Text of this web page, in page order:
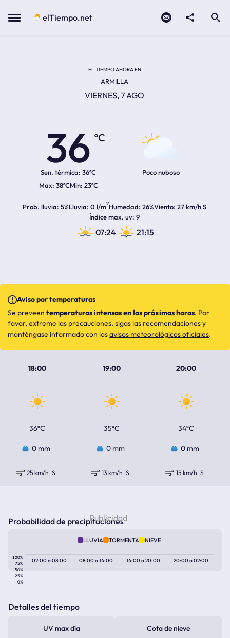
Menu elTiempo.net
EL TIEMPO AHORA EN
ARMILLA
VIERNES, 7 AGO
36
ºC
Sen. térmica: 36ºC
38ºC 23ºC
Poco nuboso
Prob. lluvia 5%Lluvia 0 l/m2Humedad 26%Viento 27 km/h S
Índice max. uv 9
07:24 21:15
18:00 19:00 20:00
36ºC 35ºC 34ºC
0 mm 0 mm 0 mm
25 km/h S 13 km/h S 15 km/h S
Aviso por temperaturas
Se preveen temperaturas intensas en las próximas horas. Por
favor, extreme las precauciones, sigas las recomendaciones y
manténgase informado con losavisos meteorológicos oficiales.
Probabilidad de precipitaciones
LLUVIA TORMENTA NIEVE
100%
75%
50%
25%
0%
02:00a08:00 08:00a14:00 14:00a20:00 20:00a02:00
Detalles del tiempo
UV max día Cota de nieve